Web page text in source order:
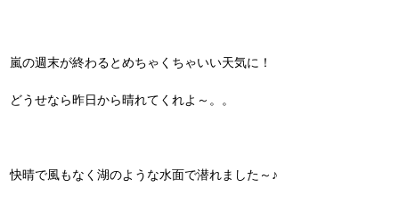
嵐の週末が終わるとめちゃくちゃいい天気に！
どうせなら昨日から晴れてくれよ～。。
快晴で風もなく湖のような水面で潜れました～♪